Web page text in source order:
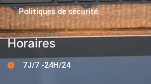
Politiques de sécurité
Horaires
7J/7 -24H/24